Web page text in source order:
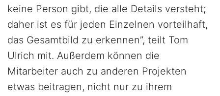
keine Person gibt, die alle Details versteht;
daher ist es für jeden Einzelnen vorteilhaft,
das Gesamtbild zu erkennen”, teilt Tom
Ulrich mit. Außerdem können die
Mitarbeiter auch zu anderen Projekten
etwas beitragen, nicht nur zu ihrem